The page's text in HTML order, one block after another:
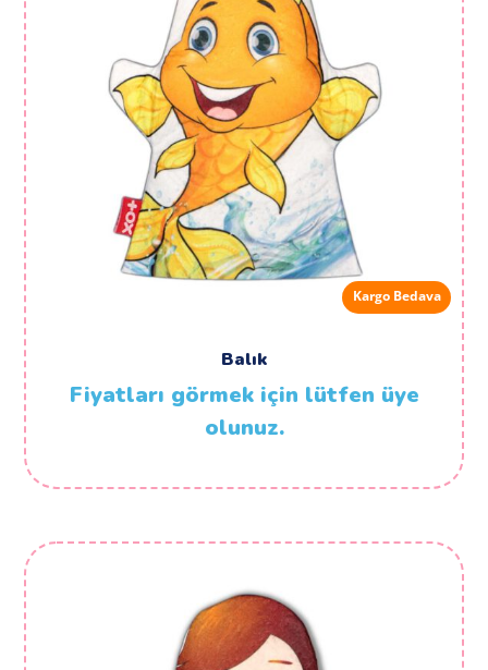
Kargo Bedava
Balık
Fiyatları görmek için lütfen üye
olunuz.